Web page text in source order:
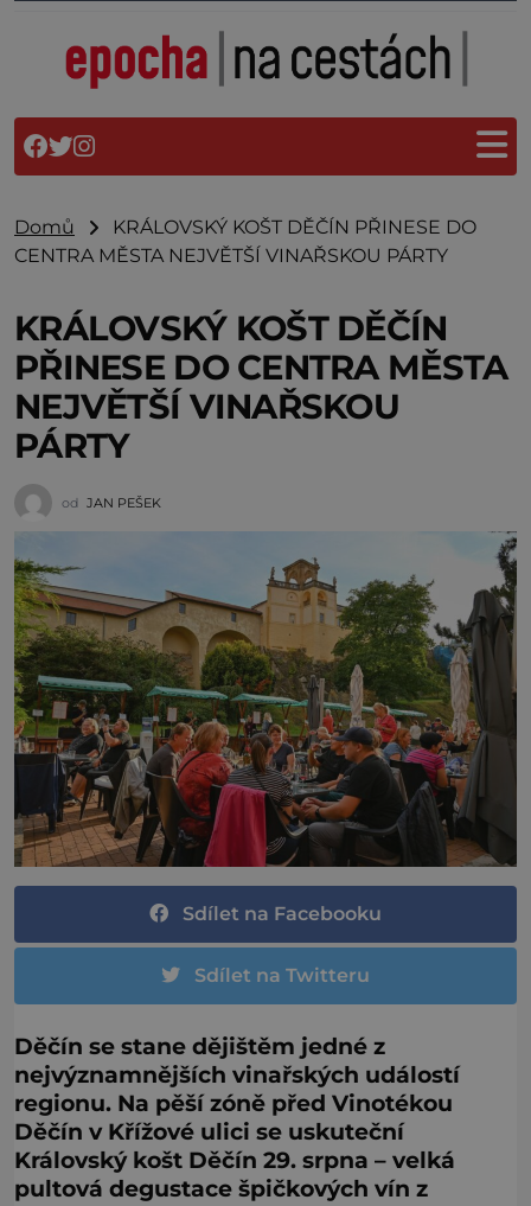
Domů
KRÁLOVSKÝ KOŠT DĚČÍN PŘINESE DO
CENTRA MĚSTA NEJVĚTŠÍ VINAŘSKOU PÁRTY
KRÁLOVSKÝ KOŠT DĚČÍN
PŘINESE DO CENTRA MĚSTA
NEJVĚTŠÍ VINAŘSKOU
PÁRTY
od JAN PEŠEK
Sdílet na Facebooku
Sdílet na Twitteru
Děčín se stane dějištěm jedné z
nejvýznamnějších vinařských událostí
regionu. Na pěší zóně před Vinotékou
Děčín v Křížové ulici se uskuteční
Královský košt Děčín 29. srpna – velká
pultová degustace špičkových vín z